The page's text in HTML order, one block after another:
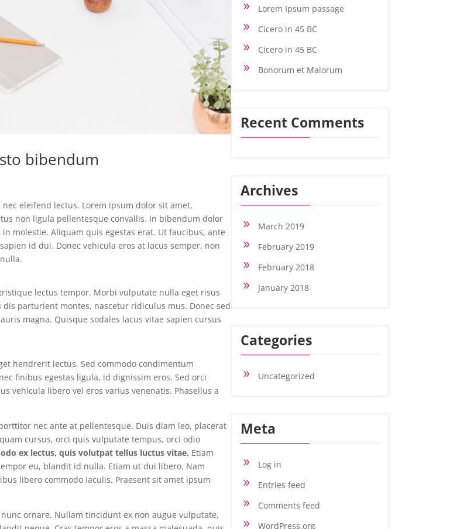
bibendum
eleifend lectus. Lorem ipsum dolor sit amet,
non ligula pellentesque convallis. In bibendum dolor
molestie. Aliquam quis egestas erat. Ut faucibus, ante
id dui. Donec vehicula eros at lacus semper, non
lectus tempor. Morbi vulputate nulla eget risus
parturient montes, nascetur ridiculus mus. Donec sed
magna. Quisque sodales lacus vitae sapien cursus
hendrerit lectus. Sed commodo condimentum
finibus egestas ligula, id dignissim eros. Sed orci
vehicula libero vel eros varius venenatis. Phasellus a
nec ante at pellentesque. Duis diam leo, placerat
cursus, orci quis vulputate tempus, orci odio
ex lectus, quis volutpat tellus luctus vitae. Etiam
eu, blandit id nulla. Etiam ut dui libero. Nam
libero commodo iaculis. Praesent sit amet ipsum
ornare. Nullam tincidunt ex non augue vulputate,
9 Lorem Ipsum passage
9 Cicero in 45 BC
9 Cicero in 45 BC
9 Bonorum et Malorum
Recent Comments
Archives
9 March 2019
9 February 2019
9 February 2018
9 January 2018
Categories
9 Uncategorized
Meta
9 Log in
9 Entries feed
9 Comments feed
9 WordPress.org